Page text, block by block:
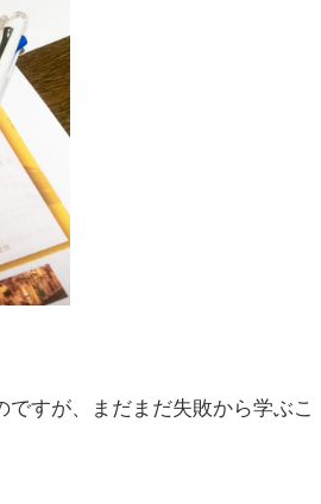
すが、まだまだ失敗から学ぶこ